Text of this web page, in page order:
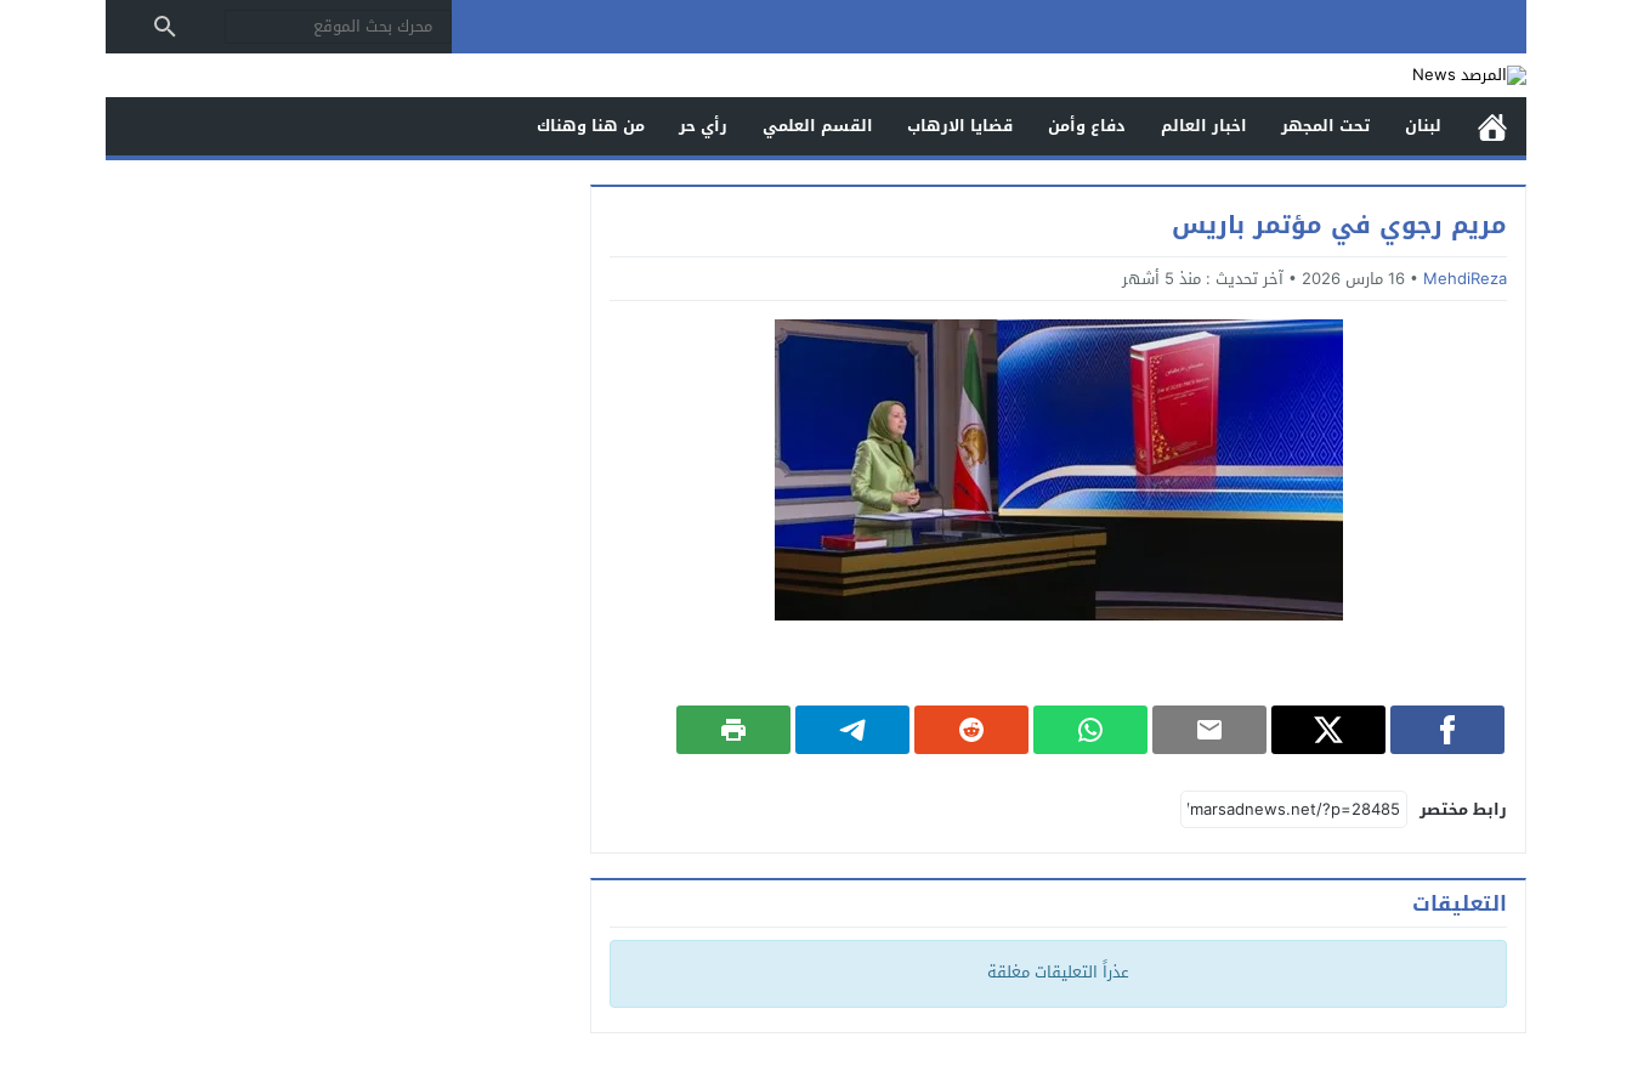
لبنان تحت المجهر اخبار العالم دفاع وأمن قضايا الارهاب القسم العلمي رأي حر من هنا وهناك
مريم رجوي في مؤتمر باريس
MehdiReza 16 مارس 2026 آخر تحديث : منذ 5 أشهر
رابط مختصر
التعليقات
عذراً التعليقات مغلقة